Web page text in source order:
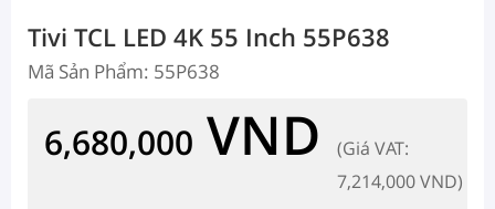
Tivi TCL LED 4K 55 Inch 55P638
Mã Sản Phẩm: 55P638
6,680,000 VND
(Giá VAT:
7,214,000 VND)